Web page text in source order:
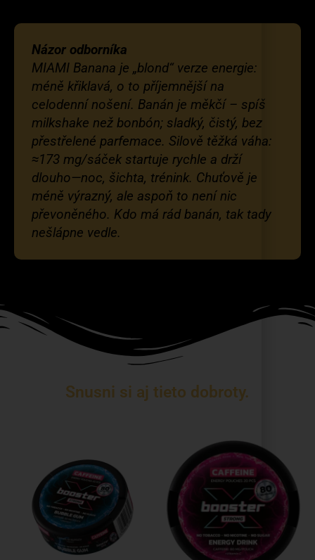
Názor odborníka
MIAMI Banana je „blond“ verze energie:
méně křiklavá, o to příjemnější na
celodenní nošení. Banán je měkčí – spíš
milkshake než bonbón; sladký, čistý, bez
přestřelené parfemace. Silově těžká váha:
≈173 mg/sáček startuje rychle a drží
dlouho—noc, šichta, trénink. Chuťově je
méně výrazný, ale aspoň to není nic
převoněného. Kdo má rád banán, tak tady
nešlápne vedle.
Snusni si aj tieto dobroty.